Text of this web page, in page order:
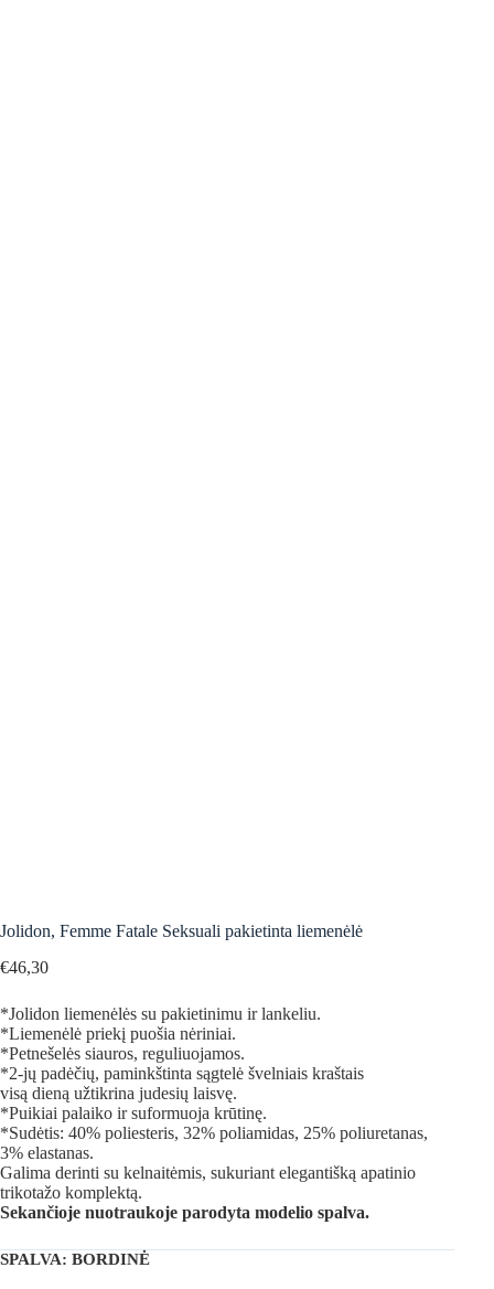
Jolidon, Femme Fatale Seksuali pakietinta liemenėlė
€46,30
*Jolidon liemenėlės su pakietinimu ir lankeliu.
*Liemenėlė priekį puošia nėriniai.
*Petnešelės siauros, reguliuojamos.
*2-jų padėčių, paminkštinta sągtelė švelniais kraštais
visą dieną užtikrina judesių laisvę.
*Puikiai palaiko ir suformuoja krūtinę.
*Sudėtis: 40% poliesteris, 32% poliamidas, 25% poliuretanas,
3% elastanas.
Galima derinti su kelnaitėmis, sukuriant elegantišką apatinio
trikotažo komplektą.
Sekančioje nuotraukoje parodyta modelio spalva.
SPALVA: BORDINĖ